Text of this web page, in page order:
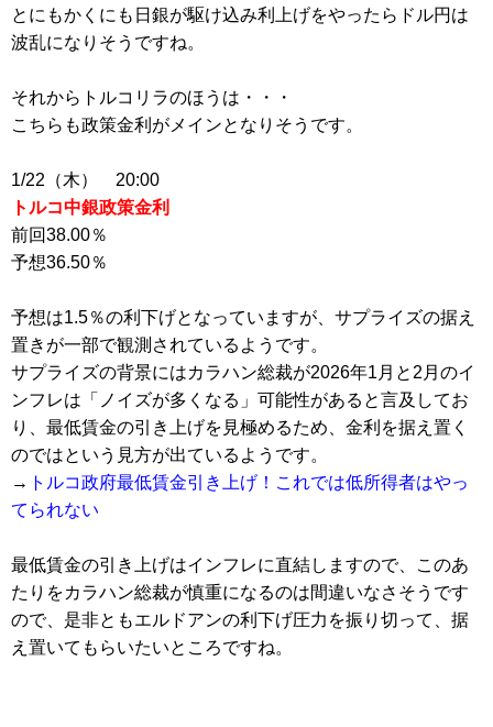
とにもかくにも日銀が駆け込み利上げをやったらドル円は
波乱になりそうですね。
それからトルコリラのほうは・・・
こちらも政策金利がメインとなりそうです。
1/22（木） 20:00
トルコ中銀政策金利
前回38.00％
予想36.50％
予想は1.5％の利下げとなっていますが、サプライズの据え
置きが一部で観測されているようです。
サプライズの背景にはカラハン総裁が2026年1月と2月のイ
ンフレは「ノイズが多くなる」可能性があると言及してお
り、最低賃金の引き上げを見極めるため、金利を据え置く
のではという見方が出ているようです。
→ トルコ政府最低賃金引き上げ！これでは低所得者はやっ
てられない
最低賃金の引き上げはインフレに直結しますので、このあ
たりをカラハン総裁が慎重になるのは間違いなさそうです
ので、是非ともエルドアンの利下げ圧力を振り切って、据
え置いてもらいたいところですね。